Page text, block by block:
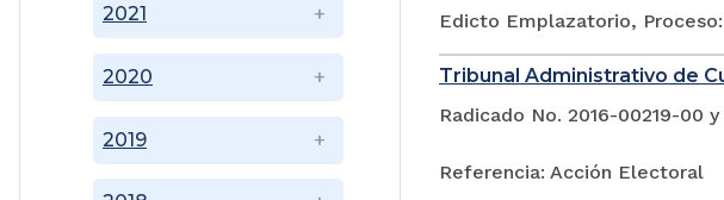
2019
2020
2021
Edicto Emplazatorio,
Tribunal Administrativo de
Radicado No. 2016-00219-00
Referencia: Acción Electoral